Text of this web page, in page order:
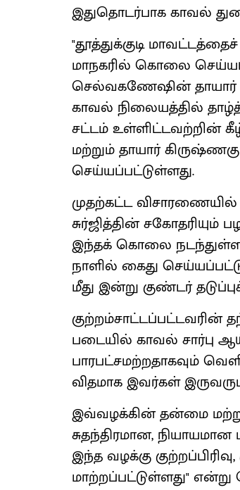
இதுதொடர்பாக காவல்
"தூத்துக்குடி
மாநகரில் கொலை
செல்வகணேஷின் தாயார்
காவல் நிலையத்தில்
சட்டம் உள்ளிட்டவற்றின்
மற்றும் தாயார்
செய்யப்பட்டுள்ளது.
முதற்கட்ட
சுர்ஜித்தின்
இந்தக் கொலை
நாளில் கைது
மீது இன்று குண்டர்
குற்றம்சாட்டப்பட்டவரின்
படையில் காவல் சார்பு
பாரபட்சமற்றதாகவும்
விதமாக இவர்கள்
இவ்வழக்கின் தன்மை
சுதந்திரமான,
இந்த வழக்கு
மாற்றப்பட்டுள்ளது" என்று